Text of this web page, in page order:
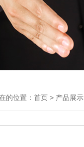
的位置： 首页 > 产品展示